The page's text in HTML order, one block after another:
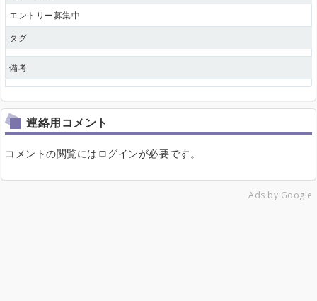
エントリー募集中
タグ
備考
連絡用コメント
コメントの閲覧にはログインが必要です。
Ads by Google